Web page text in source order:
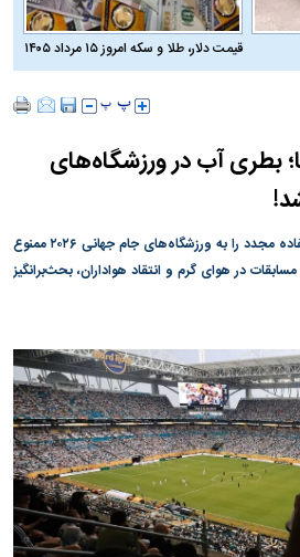
قیمت دلار، طلا و سکه امروز ۱۵ مرداد ۱۴۰۵
بطری آب در ورزشگاه‌های
فیفا ورود بطری‌های آب قابل‌استفاده مجدد را به ورزشگاه‌های جام جهانی ۲۰۲۶ ممنوع
در هوای گرم و انتقاد هواداران، بحث‌برانگیز